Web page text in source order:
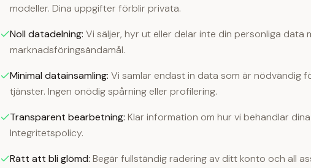
modeller. Dina uppgifter förblir privata.
Noll datadelning: Vi säljer, hyr ut eller delar inte din personliga data
marknadsföringsändamål.
Minimal datainsamling: Vi samlar endast in data som är nödvändig
tjänster. Ingen onödig spårning eller profilering.
Transparent bearbetning: Klar information om hur vi behandlar
Integritetspolicy.
Rätt att bli glömd: Begär fullständig radering av ditt konto och all